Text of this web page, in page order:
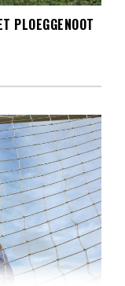
PLOEGGENOOT